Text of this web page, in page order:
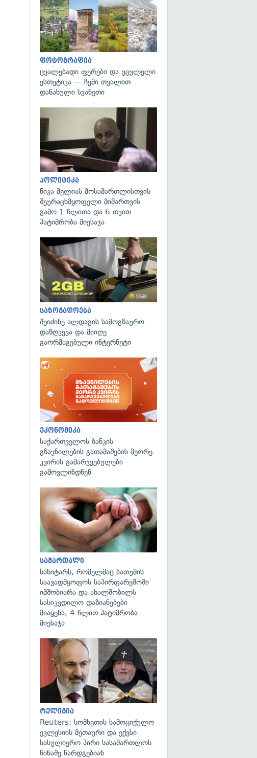
ფოტოგრაფია
ცვალებადი ფერები და უცვლელი
ესთეტიკა — ჩემი თვალით
დანახული სვანეთი
პოლიტიკა
ნიკა მელიას მოსამართლისთვის
შეურაცხმყოფელი მიმართვის
გამო 1 წლითა და 6 თვით
პატიმრობა მიესაჯა
საზოგადოება
შეიძინე ალდაგის სამოგზაურო
დაზღვევა და მიიღე
გაორმაგებული ინტერნეტი
ეკონომიკა
საქართველოს ბანკის
გზავნილების გათამაშების მეორე
კვირის გამარჯვებულები
გამოვლინდნენ
სამართალი
სანიტარს, რომელმაც ბათუმის
საავადმყოფოს საპირფარეშოში
იმშობიარა და ახალშობილს
სასიკვდილო დაზიანებები
მიაყენა, 4 წლით პატიმრობა
მიესაჯა
რელიგია
Reuters: სომხეთის სამოციქულო
ეკლესიის მეთაური და ექვსი
სასულიერო პირი სასამართლოს
წინაშე წარდგებიან